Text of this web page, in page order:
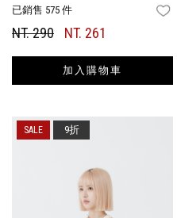
已銷售 575 件
NT. 290 NT. 261
加入購物車
9折